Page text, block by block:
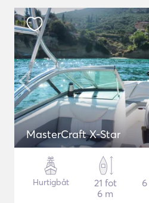
MasterCraft X-Star
Hurtigbåt
21 fot
6 m